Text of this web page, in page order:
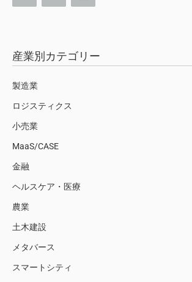
産業別カテゴリー
製造業
ロジスティクス
小売業
MaaS/CASE
金融
ヘルスケア・医療
農業
土木建設
メタバース
スマートシティ